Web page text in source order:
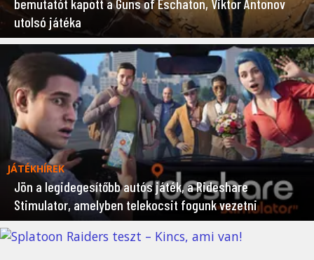
utolsó játéka
JÁTÉKHÍREK
Jön a legidegesítőbb autós játék, a Rideshare
Stimulator, amelyben telekocsit fogunk vezetni